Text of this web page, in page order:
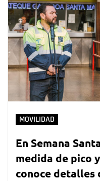
MOVILIDAD
En Semana
medida de pico
conoce detalles